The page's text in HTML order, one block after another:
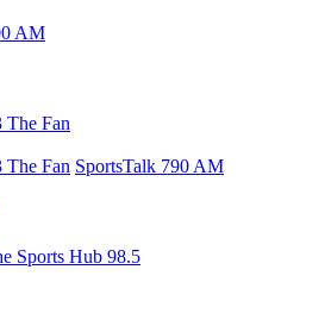
AM
Fan
Fan SportsTalk 790 AM
Sports Hub 98.5